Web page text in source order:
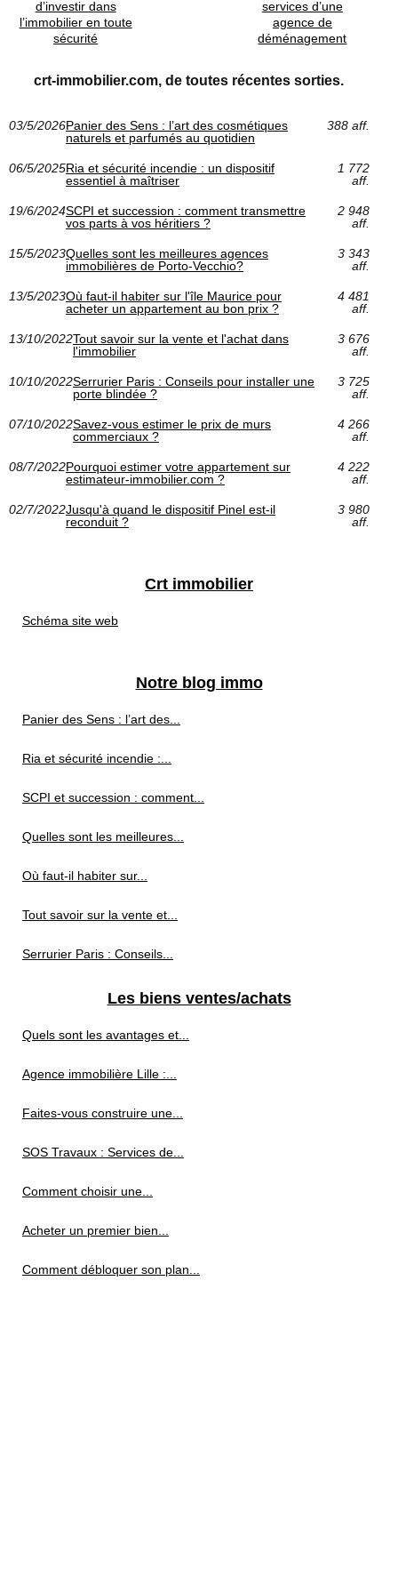
d’investir dans
l’immobilier en toute
sécurité
services d’une
agence de
déménagement
crt-immobilier.com, de toutes récentes sorties.
03/5/2026Panier des Sens : l’art des cosmétiques
naturels et parfumés au quotidien
388 aff.
06/5/2025Ria et sécurité incendie : un dispositif
essentiel à maîtriser
1 772
aff.
19/6/2024SCPI et succession : comment transmettre
vos parts à vos héritiers ?
2 948
aff.
15/5/2023Quelles sont les meilleures agences
immobilières de Porto-Vecchio?
3 343
aff.
13/5/2023Où faut-il habiter sur l'île Maurice pour
acheter un appartement au bon prix ?
4 481
aff.
13/10/2022Tout savoir sur la vente et l'achat dans
l'immobilier
3 676
aff.
10/10/2022Serrurier Paris : Conseils pour installer une
porte blindée ?
3 725
aff.
07/10/2022Savez-vous estimer le prix de murs
commerciaux ?
4 266
aff.
08/7/2022Pourquoi estimer votre appartement sur
estimateur-immobilier.com ?
4 222
aff.
02/7/2022Jusqu'à quand le dispositif Pinel est-il
reconduit ?
3 980
aff.
Crt immobilier
Schéma site web
Notre blog immo
Panier des Sens : l’art des...
Ria et sécurité incendie :...
SCPI et succession : comment...
Quelles sont les meilleures...
Où faut-il habiter sur...
Tout savoir sur la vente et...
Serrurier Paris : Conseils...
Les biens ventes/achats
Quels sont les avantages et...
Agence immobilière Lille :...
Faites-vous construire une...
SOS Travaux : Services de...
Comment choisir une...
Acheter un premier bien...
Comment débloquer son plan...